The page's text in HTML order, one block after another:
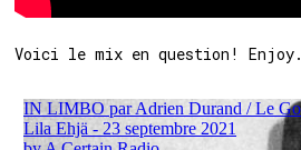
Voici le mix en question! Enjoy.